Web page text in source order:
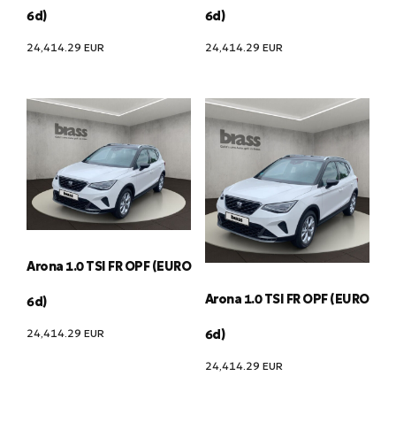
6d)
24,414.29 EUR
6d)
24,414.29 EUR
Arona 1.0 TSI FR OPF (EURO
6d)
24,414.29 EUR
Arona 1.0 TSI FR OPF (EURO
6d)
24,414.29 EUR